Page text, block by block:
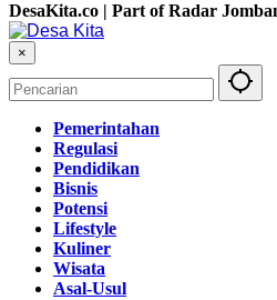
DesaKita.co | Part of Radar
×
Pemerintahan
Regulasi
Pendidikan
Bisnis
Potensi
Lifestyle
Kuliner
Wisata
Asal-Usul